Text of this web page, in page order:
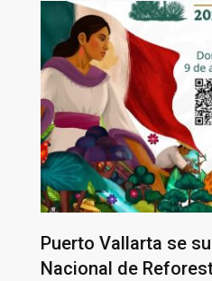
Puerto Vallarta se
Nacional de